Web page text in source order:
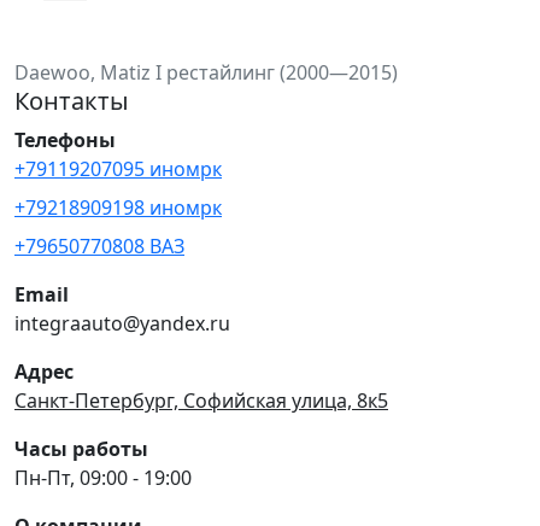
Daewoo, Matiz I рестайлинг (2000—2015)
Контакты
Телефоны
+79119207095 иномрк
+79218909198 иномрк
+79650770808 ВАЗ
Email
integraauto@yandex.ru
Адрес
Санкт-Петербург, Софийская улица, 8к5
Часы работы
Пн-Пт, 09:00 - 19:00